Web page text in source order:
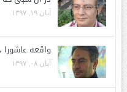
آبان ۱۹, ۱۳۹۷
واقعه عاشورا
آبان ۰۸, ۱۳۹۷